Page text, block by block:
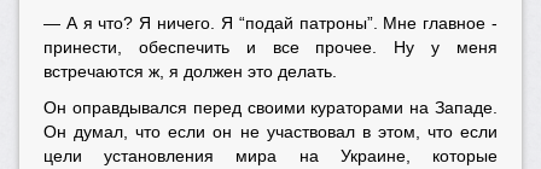
— А я что? Я ничего. Я “подай патроны”. Мне главное -
принести, обеспечить и все прочее. Ну у меня
встречаются ж, я должен это делать.
Он оправдывался перед своими кураторами на Западе.
Он думал, что если он не участвовал в этом, что если
цели установления мира на Украине, которые